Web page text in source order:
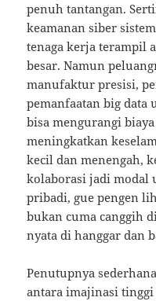
penuh tantangan.
keamanan siber
tenaga kerja terampil
besar. Namun
manufaktur presisi,
pemanfaatan big
bisa mengurangi
meningkatkan
kecil dan menengah,
kolaborasi jadi modal
pribadi, gue pengen
bukan cuma canggih
nyata di hanggar dan
Penutupnya
antara imajinasi